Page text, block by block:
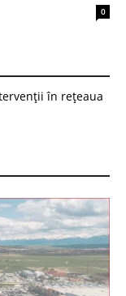
0
în rețeaua